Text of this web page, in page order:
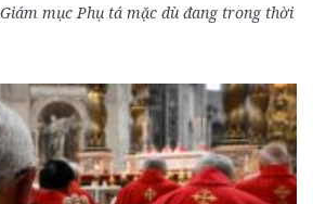
mục Phụ tá mặc dù đang trong thời